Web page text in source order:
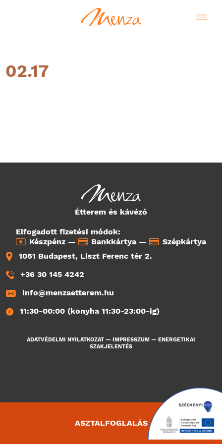
02.17
Étterem és kávézó
Elfogadott fizetési módok:
Készpénz —
Bankkártya —
Szépkártya
1061 Budapest, Liszt Ferenc tér 2.
+36 30 145 4242
info@menzaetterem.hu
11:30-00:00 (konyha 11:30-23:00-ig)
ADATVÉDELMI NYILATKOZAT — IMPRESSZUM — ENERGETIKAI
SZAKJELENTÉS
ASZTALFOGLALÁS